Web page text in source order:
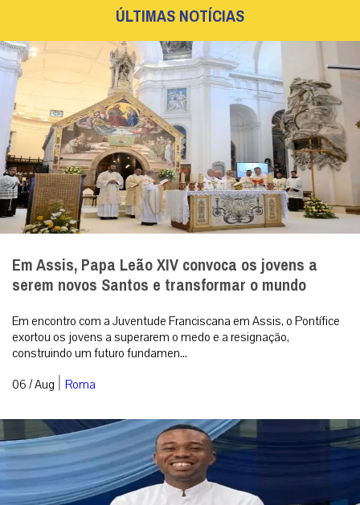
ÚLTIMAS NOTÍCIAS
Em Assis, Papa Leão XIV convoca os jovens a
serem novos Santos e transformar o mundo
Em encontro com a Juventude Franciscana em Assis, o Pontífice
exortou os jovens a superarem o medo e a resignação,
construindo um futuro fundamen...
06 / Aug | Roma